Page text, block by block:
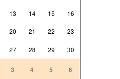
13 14 15 16
20 21 22 23
27 28 29 30
3 4 5 6